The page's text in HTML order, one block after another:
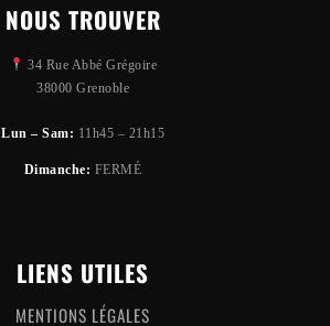
NOUS TROUVER
34 Rue Abbé Grégoire
38000 Grenoble
Lun – Sam: 11h45 – 21h15
Dimanche: FERMÉ
LIENS UTILES
MENTIONS LÉGALES